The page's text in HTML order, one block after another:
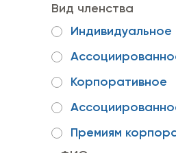
Вид членства
Индивидуальное
Корпоративное
Премиям